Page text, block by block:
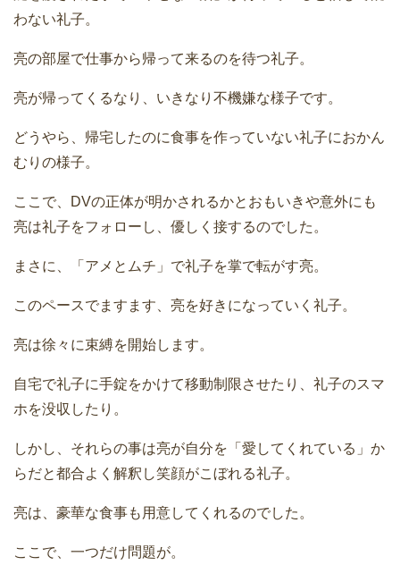
わない礼子。
亮の部屋で仕事から帰って来るのを待つ礼子。
亮が帰ってくるなり、いきなり不機嫌な様子です。
どうやら、帰宅したのに食事を作っていない礼子におかん
むりの様子。
ここで、DVの正体が明かされるかとおもいきや意外にも
亮は礼子をフォローし、優しく接するのでした。
まさに、「アメとムチ」で礼子を掌で転がす亮。
このペースでますます、亮を好きになっていく礼子。
亮は徐々に束縛を開始します。
自宅で礼子に手錠をかけて移動制限させたり、礼子のスマ
ホを没収したり。
しかし、それらの事は亮が自分を「愛してくれている」か
らだと都合よく解釈し笑顔がこぼれる礼子。
亮は、豪華な食事も用意してくれるのでした。
ここで、一つだけ問題が。